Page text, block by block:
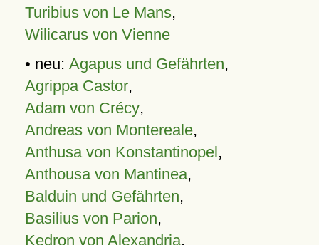
Turibius von Le Mans,
Wilicarus von Vienne
• neu: Agapus und Gefährten,
Agrippa Castor,
Adam von Crécy,
Andreas von Montereale,
Anthusa von Konstantinopel,
Anthousa von Mantinea,
Balduin und Gefährten,
Basilius von Parion,
Kedron von Alexandria,